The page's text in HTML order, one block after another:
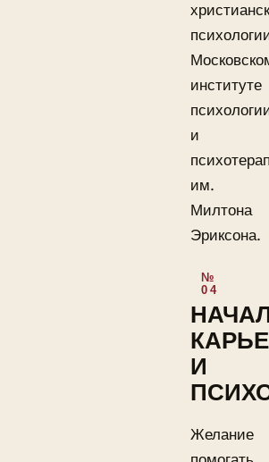
институте
и
им.
Милтона
Эриксона.
И
Желание